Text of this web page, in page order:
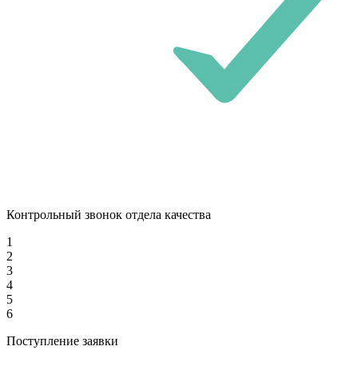
Контрольный звонок отдела качества
1
2
3
4
5
6
Поступление заявки